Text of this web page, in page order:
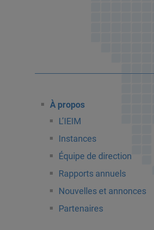
À propos
L’IEIM
Instances
Équipe de direction
Rapports annuels
Nouvelles et annonces
Partenaires